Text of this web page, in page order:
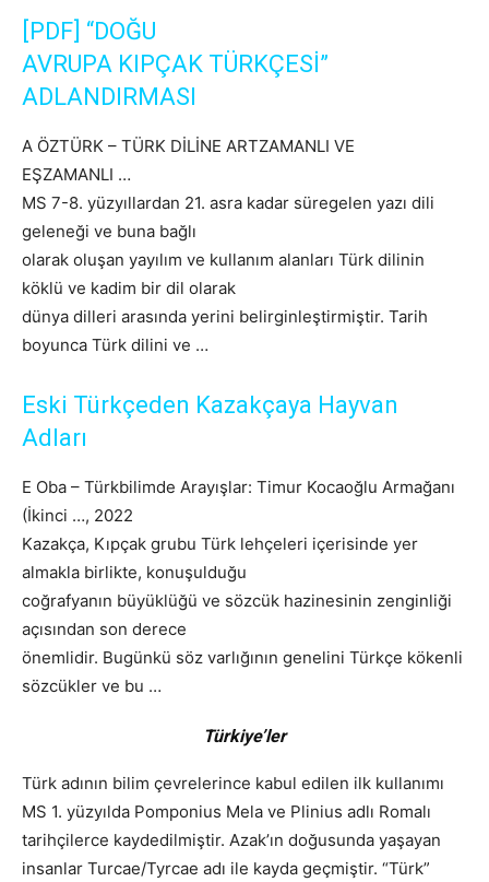
[PDF] “DOĞU
AVRUPA KIPÇAK TÜRKÇESİ”
ADLANDIRMASI
A ÖZTÜRK – TÜRK DİLİNE ARTZAMANLI VE
EŞZAMANLI …
MS 7-8. yüzyıllardan 21. asra kadar süregelen yazı dili
geleneği ve buna bağlı
olarak oluşan yayılım ve kullanım alanları Türk dilinin
köklü ve kadim bir dil olarak
dünya dilleri arasında yerini belirginleştirmiştir. Tarih
boyunca Türk dilini ve …
Eski Türkçeden Kazakçaya Hayvan
Adları
E Oba – Türkbilimde Arayışlar: Timur Kocaoğlu Armağanı
(İkinci …, 2022
Kazakça, Kıpçak grubu Türk lehçeleri içerisinde yer
almakla birlikte, konuşulduğu
coğrafyanın büyüklüğü ve sözcük hazinesinin zenginliği
açısından son derece
önemlidir. Bugünkü söz varlığının genelini Türkçe kökenli
sözcükler ve bu …
Türkiye’ler
Türk adının bilim çevrelerince kabul edilen ilk kullanımı
MS 1. yüzyılda Pomponius Mela ve Plinius adlı Romalı
tarihçilerce kaydedilmiştir. Azak’ın doğusunda yaşayan
insanlar Turcae/Tyrcae adı ile kayda geçmiştir. “Türk”